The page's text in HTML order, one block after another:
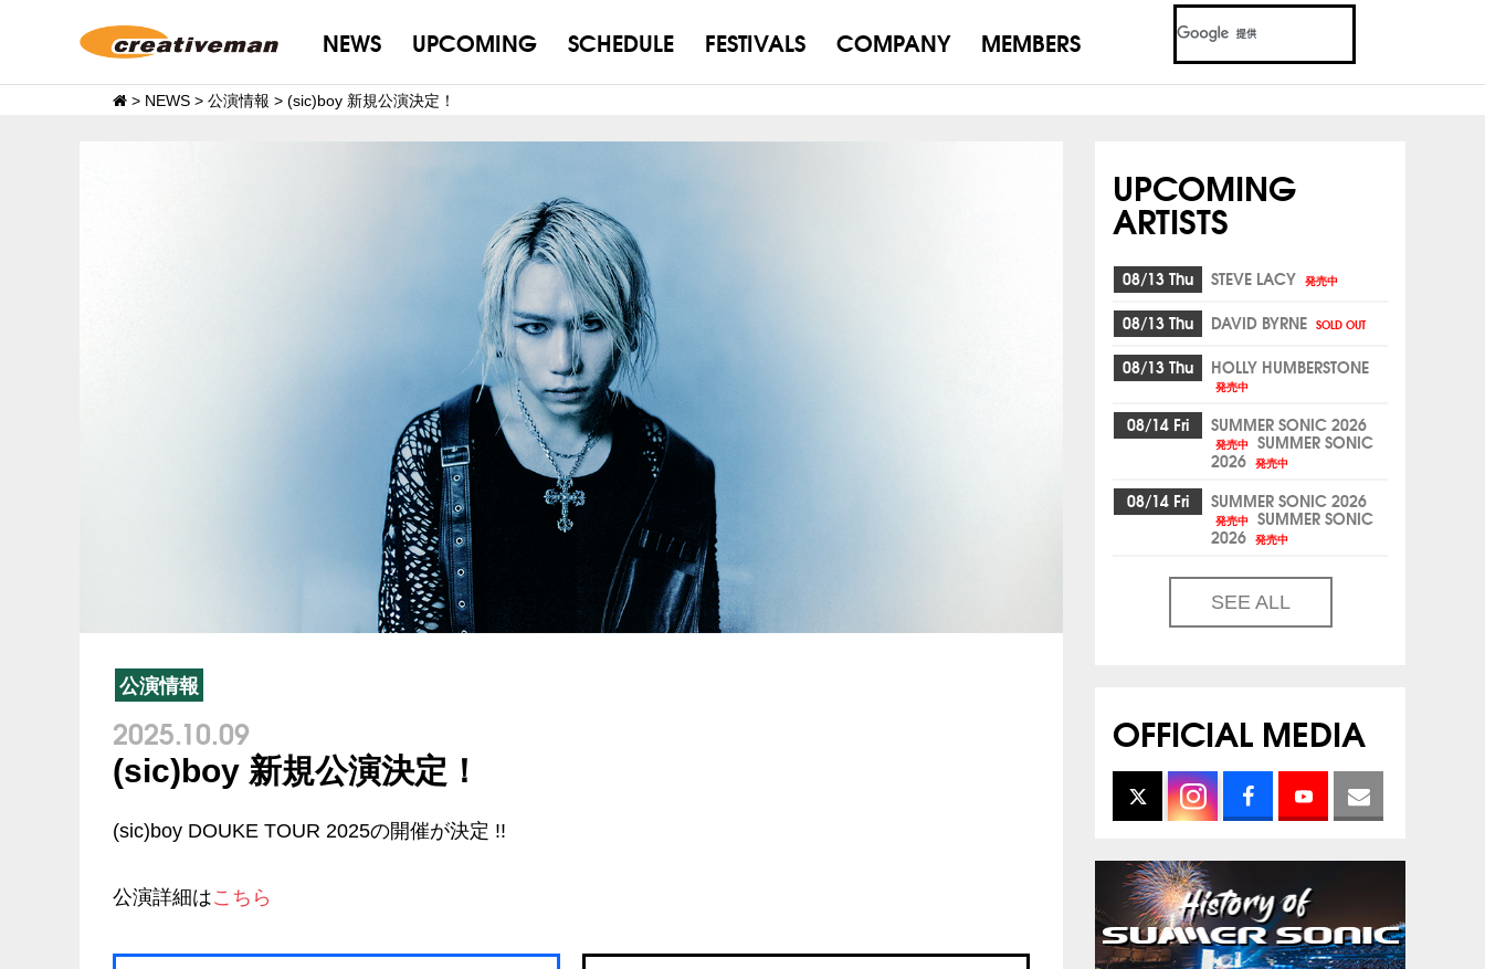
NEWS UPCOMING SCHEDULE FESTIVALS COMPANY MEMBERS
> NEWS > 公演情報 > (sic)boy 新規公演決定！
公演情報
2025.10.09
(sic)boy 新規公演決定！
(sic)boy DOUKE TOUR 2025の開催が決定 !!
公演詳細はこちら
UPCOMING
ARTISTS
08/13 Thu STEVE LACY 発売中
08/13 Thu DAVID BYRNE SOLD OUT
08/13 Thu HOLLY HUMBERSTONE
発売中
08/14 Fri SUMMER SONIC 2026
発売中 SUMMER SONIC
2026 発売中
08/14 Fri SUMMER SONIC 2026
発売中 SUMMER SONIC
2026 発売中
SEE ALL
OFFICIAL MEDIA